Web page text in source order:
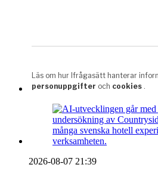
2026-08-07 21:39